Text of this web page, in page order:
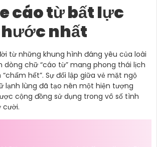
cáo từ bất lực
nhất
từ những khung hình đáng yêu của loài
dòng chữ “cáo từ” mang phong thái lịch
hết”. Sự đối lập giữa vẻ mặt ngộ
lạnh lùng đã tạo nên một hiện tượng
cộng đồng sử dụng trong vô số tình
cười.